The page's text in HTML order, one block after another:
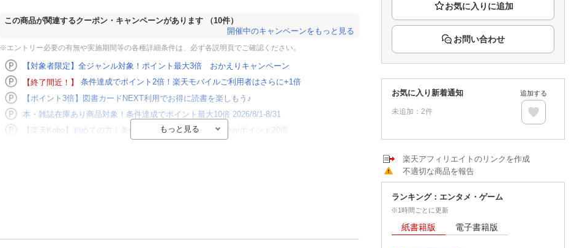
この商品が関連するクーポン・キャンペーンがあります
（10件）
開催中のキャンペーンをもっと見る
※エントリー必要の有無や実施期間等の各種詳細条件は、必ず各説明頁でご確認ください。
【対象者限定】全ジャンル対象！ポイント最大3倍 おかえりキャンペーン
【終了間近！】
条件達成でポイント2倍！楽天モバイルご利用者はさらに+1倍
【ポイント3倍】図書カードNEXT利用でお得に読書を楽しもう♪
本・雑誌在庫あり商品対象！条件達成でポイント最大10倍 2026/8/1-8/31
【楽天Kobo】初めての方！条件達成で楽天ブックス購入分がポイント20倍
お問い合わせ
お気に入り新着通知
未追加： 2件
追加する
楽天アフィリエイトのリンクを作成
不適切な商品を報告
ランキング：エンタメ・ゲーム
※1時間ごとに更新
紙書籍版 電子書籍版